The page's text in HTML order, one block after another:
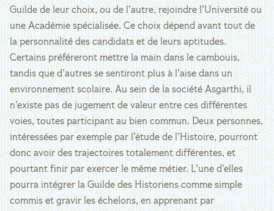
Guilde de leur choix, ou de l’autre, rejoindre l’Université ou
une Académie spécialisée. Ce choix dépend avant tout de
la personnalité des candidats et de leurs aptitudes.
Certains préféreront mettre la main dans le cambouis,
tandis que d’autres se sentiront plus à l’aise dans un
environnement scolaire. Au sein de la société Asgarthi, il
n’existe pas de jugement de valeur entre ces différentes
voies, toutes participant au bien commun. Deux personnes,
intéressées par exemple par l’étude de l’Histoire, pourront
donc avoir des trajectoires totalement différentes, et
pourtant finir par exercer le même métier. L’une d’elles
pourra intégrer la Guilde des Historiens comme simple
commis et gravir les échelons, en apprenant par